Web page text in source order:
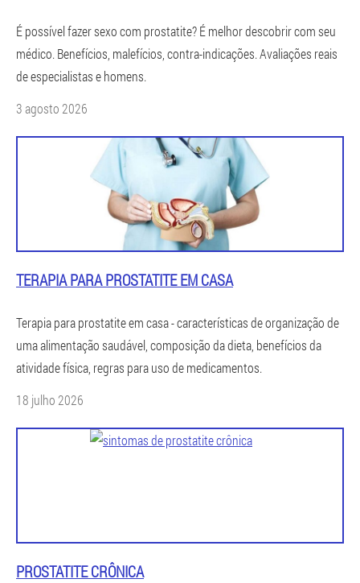
É possível fazer sexo com prostatite? É melhor descobrir com seu
médico. Benefícios, malefícios, contra-indicações. Avaliações reais
de especialistas e homens.
3 agosto 2026
TERAPIA PARA PROSTATITE EM CASA
Terapia para prostatite em casa - características de organização de
uma alimentação saudável, composição da dieta, benefícios da
atividade física, regras para uso de medicamentos.
18 julho 2026
PROSTATITE CRÔNICA